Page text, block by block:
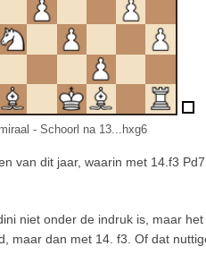
- Schoorl na 13...hxg6
van dit jaar, waarin met 14.f3
niet onder de indruk is, maar
maar dan met 14. f3. Of dat